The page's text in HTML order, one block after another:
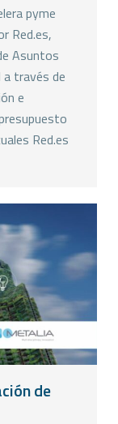
pyme
Red.es,
Asuntos
través de
e
Red.es
de